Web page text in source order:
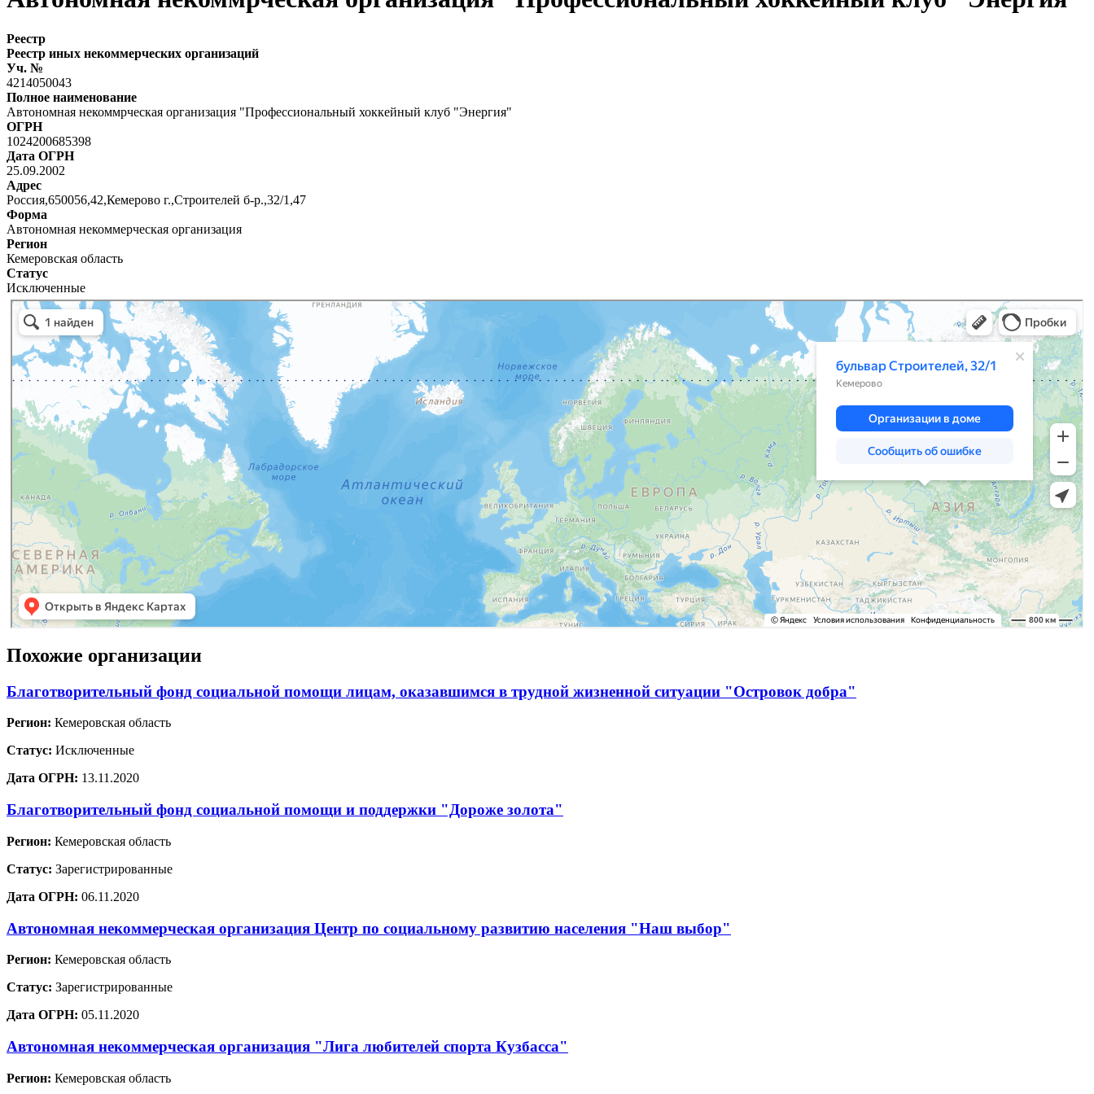
Реестр
Реестр иных некоммерческих организаций
Уч. №
4214050043
Полное наименование
Автономная некоммрческая организация "Профессиональный хоккейный клуб "Энергия"
ОГРН
1024200685398
Дата ОГРН
25.09.2002
Адрес
Россия,650056,42,Кемерово г.,Строителей б-р.,32/1,47
Форма
Автономная некоммерческая организация
Регион
Кемеровская область
Статус
Исключенные
Похожие организации
Благотворительный фонд социальной помощи лицам, оказавшимся в трудной жизненной ситуации "Островок добра"
Регион: Кемеровская область
Статус: Исключенные
Дата ОГРН: 13.11.2020
Благотворительный фонд социальной помощи и поддержки "Дороже золота"
Регион: Кемеровская область
Статус: Зарегистрированные
Дата ОГРН: 06.11.2020
Автономная некоммерческая организация Центр по социальному развитию населения "Наш выбор"
Регион: Кемеровская область
Статус: Зарегистрированные
Дата ОГРН: 05.11.2020
Автономная некоммерческая организация "Лига любителей спорта Кузбасса"
Регион: Кемеровская область